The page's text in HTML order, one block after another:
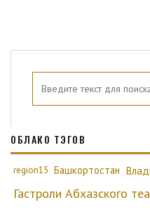
ОБЛАКО ТЭГОВ
region15 Башкортостан
Гастроли Абхазского